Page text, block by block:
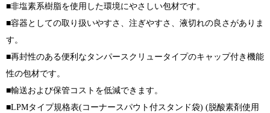
■非塩素系樹脂を使用した環境にやさしい包材です。
■容器としての取り扱いやすさ、注ぎやすさ、液切れの良さがありま
す。
■再封性のある便利なタンパースクリュータイプのキャップ付き機能
性の包材です。
■輸送および保管コストを低減できます。
■LPMタイプ規格表(コーナースパウト付スタンド袋) (脱酸素剤使用